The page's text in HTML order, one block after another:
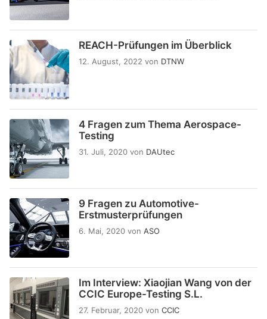
REACH-Prüfungen im Überblick
12. August, 2022 von DTNW
4 Fragen zum Thema Aerospace-
Testing
31. Juli, 2020 von DAUtec
9 Fragen zu Automotive-
Erstmusterprüfungen
6. Mai, 2020 von ASO
Im Interview: Xiaojian Wang von der
CCIC Europe-Testing S.L.
27. Februar, 2020 von CCIC